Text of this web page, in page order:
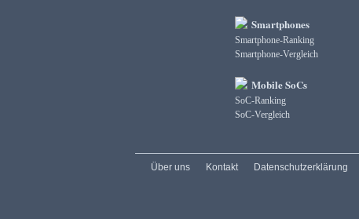
Smartphones
Smartphone-Ranking
Smartphone-Vergleich
Mobile SoCs
SoC-Ranking
SoC-Vergleich
Über uns Kontakt Datenschutzerklärung